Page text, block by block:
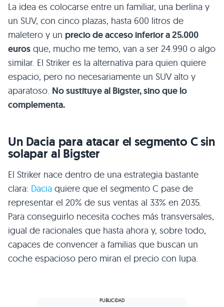
La idea es colocarse entre un familiar, una berlina y
un SUV, con cinco plazas, hasta 600 litros de
maletero y un precio de acceso inferior a 25.000
euros que, mucho me temo, van a ser 24.990 o algo
similar. El Striker es la alternativa para quien quiere
espacio, pero no necesariamente un SUV alto y
aparatoso. No sustituye al Bigster, sino que lo
complementa.
Un Dacia para atacar el segmento C sin
solapar al Bigster
El Striker nace dentro de una estrategia bastante
clara: Dacia quiere que el segmento C pase de
representar el 20% de sus ventas al 33% en 2035.
Para conseguirlo necesita coches más transversales,
igual de racionales que hasta ahora y, sobre todo,
capaces de convencer a familias que buscan un
coche espacioso pero miran el precio con lupa.